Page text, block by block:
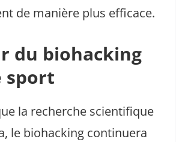
de manière plus efficace.
du biohacking
sport
la recherche scientifique
le biohacking continuera